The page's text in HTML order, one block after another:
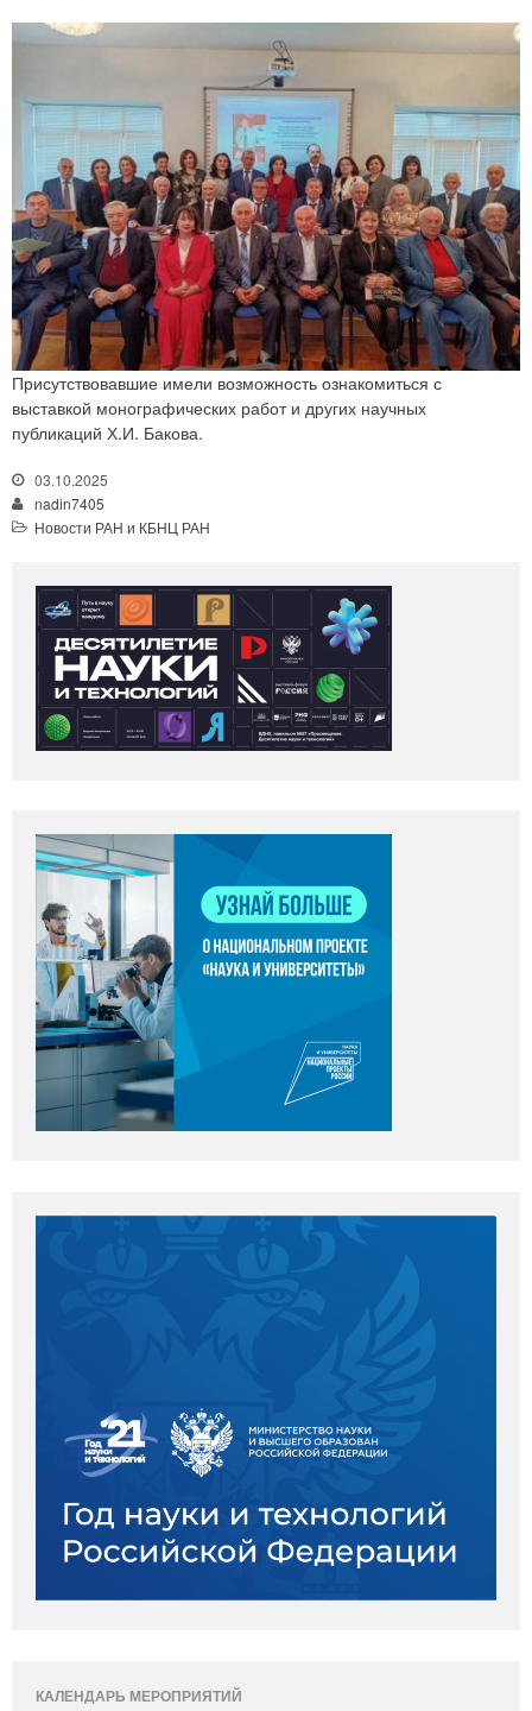
Присутствовавшие имели возможность ознакомиться с
выставкой монографических работ и других научных
публикаций Х.И. Бакова.
03.10.2025
nadin7405
Новости РАН и КБНЦ РАН
КАЛЕНДАРЬ МЕРОПРИЯТИЙ